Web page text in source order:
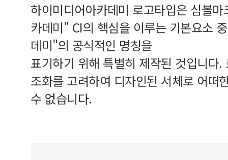
하이미디어아카데미 로고타입은 심볼
카데미" CI의 핵심을 이루는 기본요소
데미"의 공식적인 명칭을
표기하기 위해 특별히 제작된 것입니다
조화를 고려하여 디자인된 서체로 어떠
수 없습니다.